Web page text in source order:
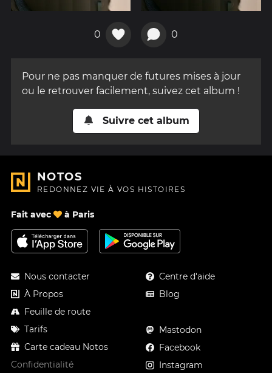
0 0
Pour ne pas manquer de futures mises à jour
ou le retrouver facilement, suivez cet album !
Suivre cet album
NOTOS
REDONNEZ VIE À VOS HISTOIRES
Fait avec à Paris
Nous contacter
À Propos
Feuille de route
Tarifs
Carte cadeau Notos
Confidentialité
Centre d'aide
Blog
Mastodon
Facebook
Instagram